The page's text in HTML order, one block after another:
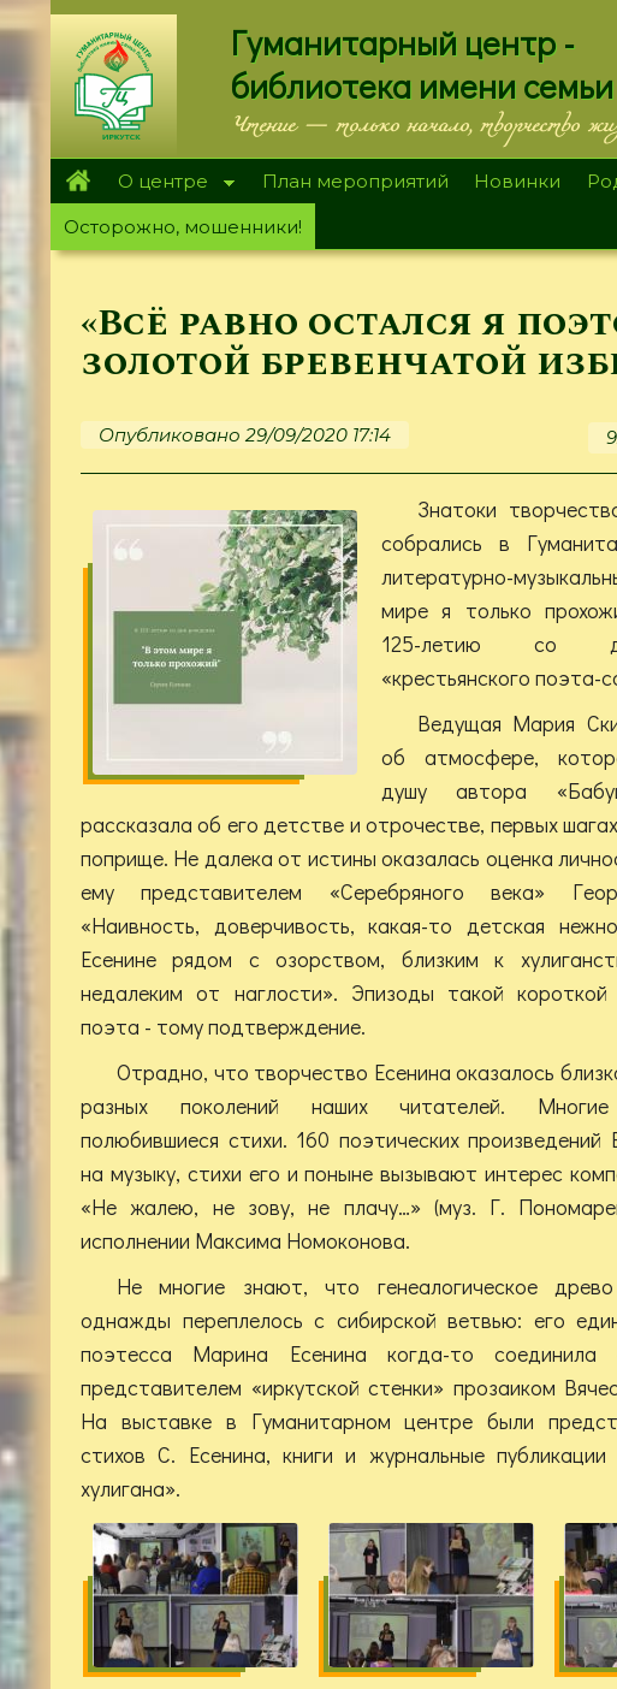
Перейти
к
основному
содержанию
Гуманитарный центр -
библиотека имени
Чтение — только начало, творчество
О центре План мероприятий Новинки
Осторожно, мошенники!
«Всё равно остался я
золотой бревенчатой
Опубликовано 29/09/2020 17:14
Знатоки
собрались в
литературно-
мире я только
125-летию со
«крестьянского поэта-
Ведущая Мария
об атмосфере,
душу автора
рассказала об его детстве и отрочестве, первых
поприще. Не далека от истины оказалась оценка
ему представителем «Серебряного века»
«Наивность, доверчивость, какая-то детская
Есенине рядом с озорством, близким к
недалеким от наглости». Эпизоды такой
поэта - тому подтверждение.
Отрадно, что творчество Есенина оказалось
разных поколений наших читателей. Многие
полюбившиеся стихи. 160 поэтических произведений
на музыку, стихи его и поныне вызывают интерес
«Не жалею, не зову, не плачу…» (муз. Г.
исполнении Максима Номоконова.
Не многие знают, что генеалогическое
однажды переплелось с сибирской ветвью: его
поэтесса Марина Есенина когда-то
представителем «иркутской стенки» прозаиком
На выставке в Гуманитарном центре были
стихов С. Есенина, книги и журнальные
хулигана».